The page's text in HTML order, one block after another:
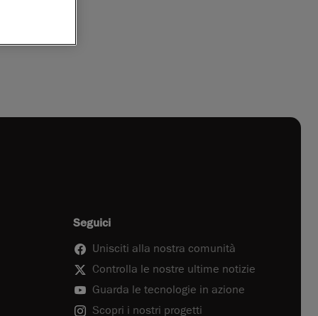
Seguici
Unisciti alla nostra comunità
Controlla le nostre ultime notizie
Guarda le tecnologie in azione
Scopri i nostri progetti